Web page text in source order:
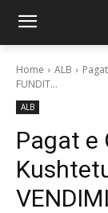
Home ALB
FUNDIT…
ALB
Pagat e